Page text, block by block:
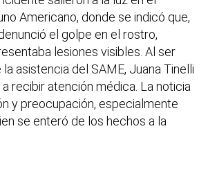
Americano, donde se indicó que,
el golpe en el rostro,
lesiones visibles. Al ser
asistencia del SAME, Juana Tinelli
recibir atención médica. La noticia
y preocupación, especialmente
se enteró de los hechos a la